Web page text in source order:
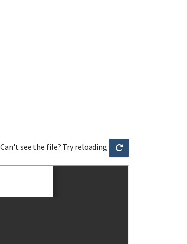
Can't see the file? Try reloading